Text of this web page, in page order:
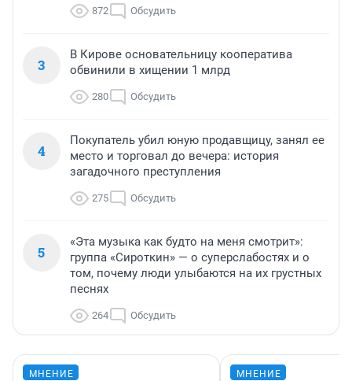
872 Обсудить
3
В Кирове основательницу кооператива
обвинили в хищении 1 млрд
280 Обсудить
4
Покупатель убил юную продавщицу, занял ее
место и торговал до вечера: история
загадочного преступления
275 Обсудить
5
«Эта музыка как будто на меня смотрит»:
группа «Сироткин» — о суперслабостях и о
том, почему люди улыбаются на их грустных
песнях
264 Обсудить
МНЕНИЕ МНЕНИЕ